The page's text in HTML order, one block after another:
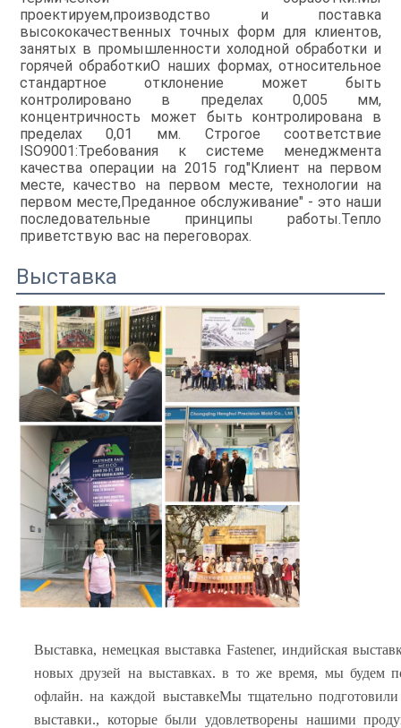
проектируем,производство и поставка
высококачественных точных форм для клиентов,
занятых в промышленности холодной обработки и
горячей обработкиО наших формах, относительное
стандартное отклонение может быть
контролировано в пределах 0,005 мм,
концентричность может быть контролирована в
пределах 0,01 мм. Строгое соответствие
ISO9001:Требования к системе менеджмента
качества операции на 2015 год"Клиент на первом
месте, качество на первом месте, технологии на
первом месте,Преданное обслуживание" - это наши
последовательные принципы работы.Тепло
приветствую вас на переговорах.
Выставка
Выставка, немецкая выставка Fastener, индийская
новых друзей на выставках. в то же время, мы будем
офлайн. на каждой выставкеМы тщательно
выставки., которые были удовлетворены нашими